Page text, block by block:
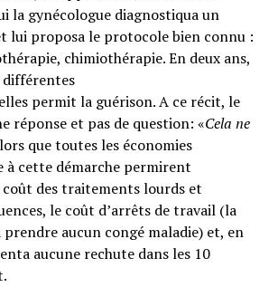
la gynécologue diagnostiqua un
lui proposa le protocole bien connu :
chimiothérapie. En deux ans,
permit la guérison. A ce récit, le
réponse et pas de question: «Cela ne
que toutes les économies
à cette démarche permirent
coût des traitements lourds et
le coût d’arrêts de travail (la
aucun congé maladie) et, en
aucune rechute dans les 10